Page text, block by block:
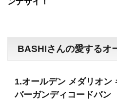
BASHIさんの愛するオ
1.オールデン メダリオン
バーガンディコードバン